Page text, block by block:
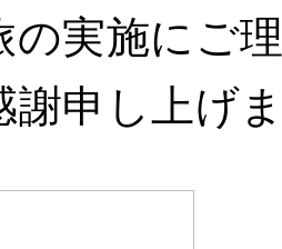
の実施にご
謝申し上げ